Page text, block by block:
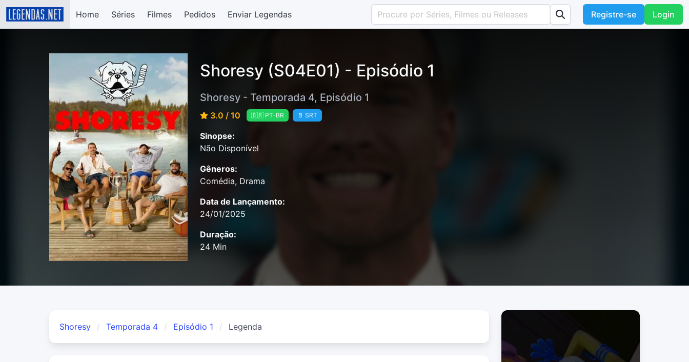
Home Séries Filmes Pedidos Enviar Legendas Registre-se Login
Shoresy (S04E01) - Episódio 1
Shoresy - Temporada 4, Episódio 1
3.0 / 10 🇧🇷 PT-BR 📄 SRT
Sinopse:
Não Disponível
Gêneros:
Comédia, Drama
Data de Lançamento:
24/01/2025
Duração:
24 Min
Shoresy Temporada 4 Episódio 1 Legenda